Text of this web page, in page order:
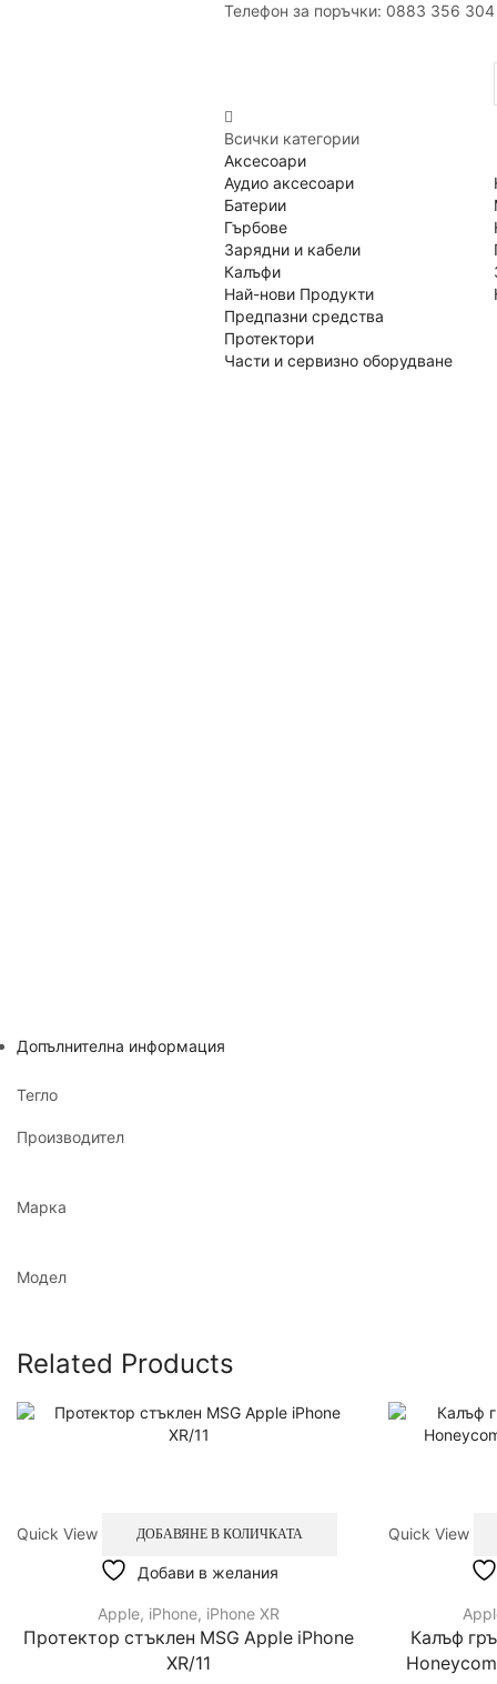
Телефон за поръчки: 0883 356 304
Всички категории
Аксесоари
Аудио аксесоари
Батерии
Гърбове
Зарядни и кабели
Калъфи
Най-нови Продукти
Предпазни средства
Протектори
Части и сервизно оборудване
Допълнителна информация
Тегло
Производител
Марка
Модел
Related Products
Quick View ДОБАВЯНЕ В КОЛИЧКАТА
Добави в желания
Apple, iPhone, iPhone XR
Протектор стъклен MSG Apple iPhone
XR/11
Quick View
Калъф